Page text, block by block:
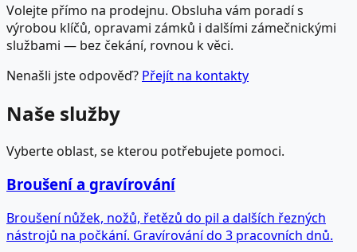
Volejte přímo na prodejnu. Obsluha vám poradí s
výrobou klíčů, opravami zámků i dalšími zámečnickými
službami — bez čekání, rovnou k věci.
Nenašli jste odpověď? Přejít na kontakty
Naše služby
Vyberte oblast, se kterou potřebujete pomoci.
Broušení a gravírování
Broušení nůžek, nožů, řetězů do pil a dalších řezných
nástrojů na počkání. Gravírování do 3 pracovních dnů.